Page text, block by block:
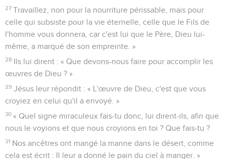
27 Travaillez, non pour la nourriture périssable, mais pour
celle qui subsiste pour la vie éternelle, celle que le Fils de
l'homme vous donnera, car c'est lui que le Père, Dieu lui-
même, a marqué de son empreinte. »
28 Ils lui dirent : « Que devons-nous faire pour accomplir les
œuvres de Dieu ? »
29 Jésus leur répondit : « L'œuvre de Dieu, c'est que vous
croyiez en celui qu'il a envoyé. »
30 « Quel signe miraculeux fais-tu donc, lui dirent-ils, afin que
nous le voyions et que nous croyions en toi ? Que fais-tu ?
31 Nos ancêtres ont mangé la manne dans le désert, comme
cela est écrit : Il leur a donné le pain du ciel à manger. »